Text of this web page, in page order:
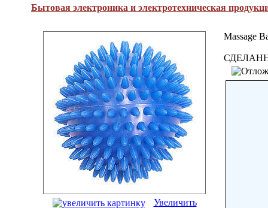
Бытовая электроника и электротехническая
Увеличить
Massage